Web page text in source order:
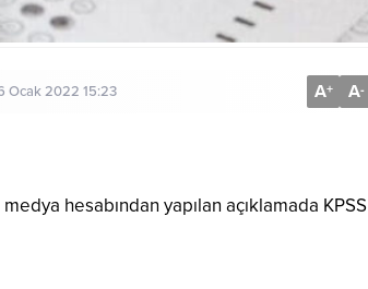
Ocak 2022 15:23 A+ A-
hesabından yapılan açıklamada KPSS